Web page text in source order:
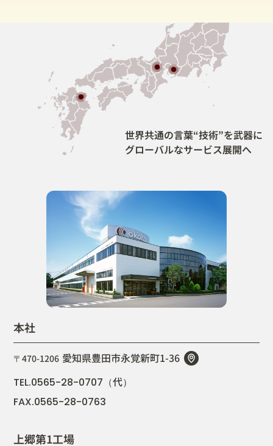
世界共通の言葉“技術”を武器に
グローバルなサービス展開へ
本社
〒470-1206 愛知県豊田市永覚新町1-36
TEL.0565-28-0707（代）
FAX.0565-28-0763
上郷第1工場